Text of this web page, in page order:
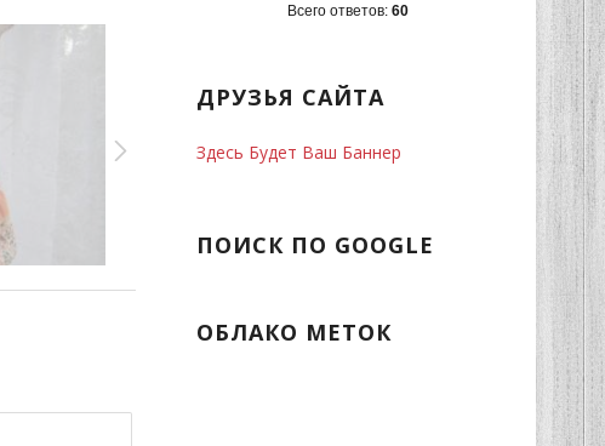
Всего ответов: 60
ДРУЗЬЯ САЙТА
Здесь Будет Ваш Баннер
ПОИСК ПО GOOGLE
ОБЛАКО МЕТОК